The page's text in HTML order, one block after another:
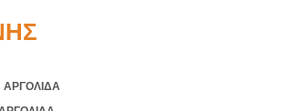
ΑΡΓΟΛΙΔΑ